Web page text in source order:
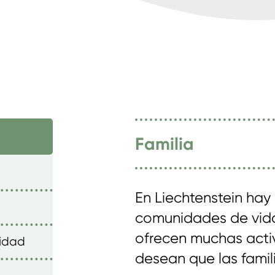
Familia
En Liechtenstein
comunidades de
ofrecen muchas
desean que las